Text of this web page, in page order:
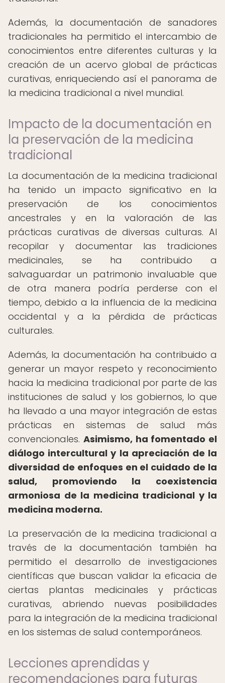
Además, la documentación de sanadores
tradicionales ha permitido el intercambio de
conocimientos entre diferentes culturas y la
creación de un acervo global de prácticas
curativas, enriqueciendo así el panorama de
la medicina tradicional a nivel mundial.
Impacto de la documentación en
la preservación de la medicina
tradicional
La documentación de la medicina tradicional
ha tenido un impacto significativo en la
preservación de los conocimientos
ancestrales y en la valoración de las
prácticas curativas de diversas culturas. Al
recopilar y documentar las tradiciones
medicinales, se ha contribuido a
salvaguardar un patrimonio invaluable que
de otra manera podría perderse con el
tiempo, debido a la influencia de la medicina
occidental y a la pérdida de prácticas
culturales.
Además, la documentación ha contribuido a
generar un mayor respeto y reconocimiento
hacia la medicina tradicional por parte de las
instituciones de salud y los gobiernos, lo que
ha llevado a una mayor integración de estas
prácticas en sistemas de salud más
convencionales. Asimismo, ha fomentado el
diálogo intercultural y la apreciación de la
diversidad de enfoques en el cuidado de la
salud, promoviendo la coexistencia
armoniosa de la medicina tradicional y la
medicina moderna.
La preservación de la medicina tradicional a
través de la documentación también ha
permitido el desarrollo de investigaciones
científicas que buscan validar la eficacia de
ciertas plantas medicinales y prácticas
curativas, abriendo nuevas posibilidades
para la integración de la medicina tradicional
en los sistemas de salud contemporáneos.
Lecciones aprendidas y
recomendaciones para futuras